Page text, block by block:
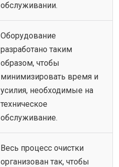
обслуживании.
Оборудование
разработано таким
образом, чтобы
минимизировать время и
усилия, необходимые на
техническое
обслуживание.
Весь процесс очистки
организован так, чтобы